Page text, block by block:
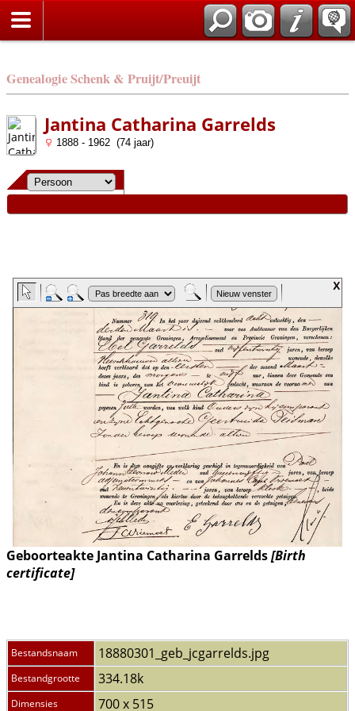
Genealogie Schenk & Pruijt/Preuijt
Jantina Catharina Garrelds
1888 - 1962 (74 jaar)
Geboorteakte Jantina Catharina Garrelds[Birth
certificate]
Bestandsnaam 18880301_geb_jcgarrelds.jpg
Bestandgrootte 334.18k
Dimensies 700 x 515